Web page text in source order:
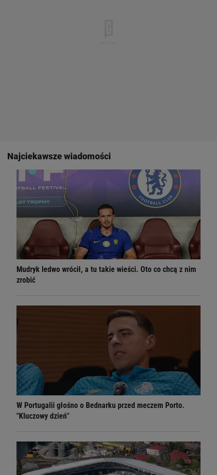
Najciekawsze wiadomości
Mudryk ledwo wrócił, a tu takie wieści. Oto co chcą z nim
zrobić
W Portugalii głośno o Bednarku przed meczem Porto.
"Kluczowy dzień"